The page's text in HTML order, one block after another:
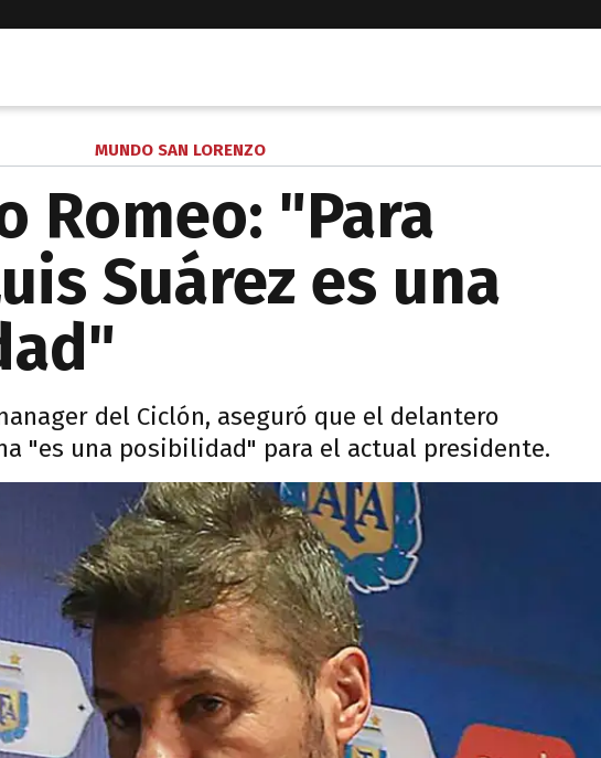
MUNDO SAN LORENZO
Romeo: "Para
Suárez es una
del Ciclón, aseguró que el delantero
"es una posibilidad" para el actual presidente.